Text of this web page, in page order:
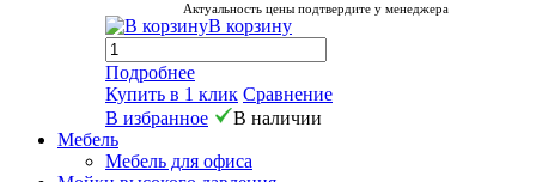
Актуальность цены подтвердите у менеджера
В корзину
Подробнее
Купить в 1 клик Сравнение
В избранное
В наличии
Мебель
Мебель для офиса